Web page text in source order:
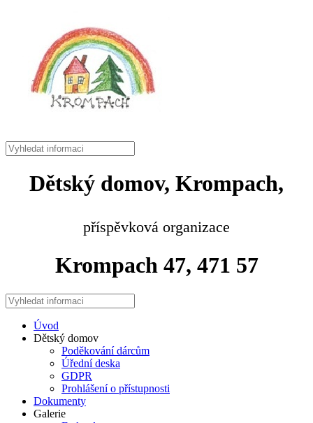
Dětský domov, Krompach,
příspěvková organizace
Krompach 47, 471 57
Úvod
Dětský domov
Poděkování dárcům
Úřední deska
GDPR
Prohlášení o přístupnosti
Dokumenty
Galerie